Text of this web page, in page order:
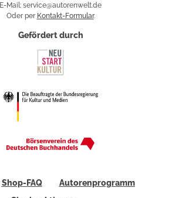
E-Mail: service@autorenwelt.de
Oder per Kontakt-Formular.
Gefördert durch
Shop-FAQ
Autorenprogramm